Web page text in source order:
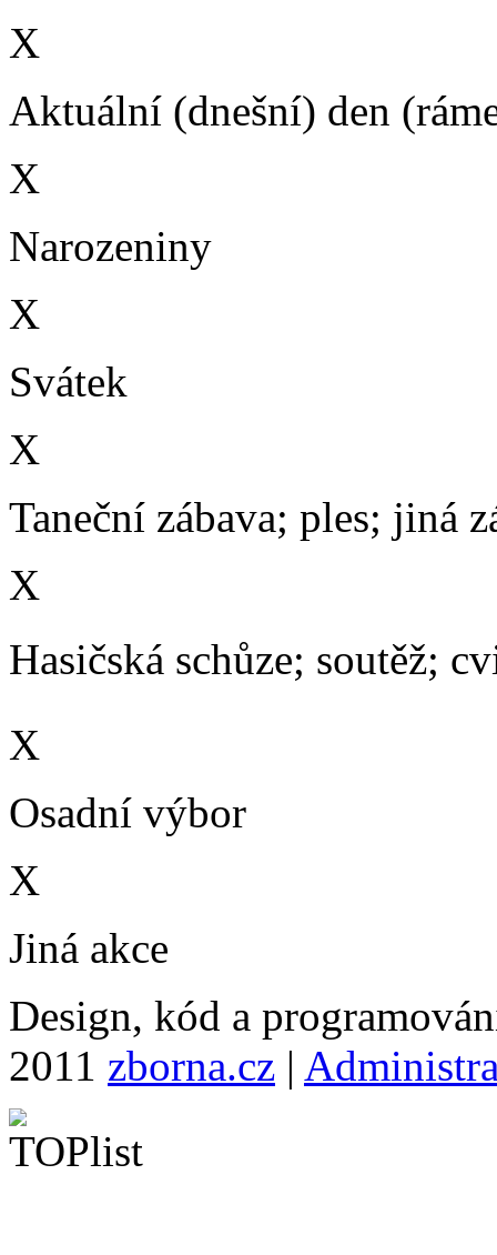
X
Aktuální (dnešní) den
X
Narozeniny
X
Svátek
X
Taneční zábava; ples; jiná
X
Hasičská schůze; soutěž;
X
Osadní výbor
X
Jiná akce
Design, kód a
2011 zborna.cz |